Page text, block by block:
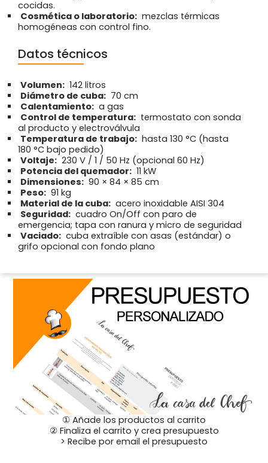
cocidas.
Cosmética o laboratorio: mezclas térmicas
homogéneas con control fino.
Datos técnicos
Volumen: 142 litros
Diámetro de cuba: 70 cm
Calentamiento: a gas
Control de temperatura: termostato con sonda
al producto y electroválvula
Temperatura de trabajo: hasta 130 °C (hasta
180 °C bajo pedido)
Voltaje: 230 V / 1 / 50 Hz (opcional 60 Hz)
Potencia del quemador: 11 kW
Dimensiones: 90 × 84 × 85 cm
Peso: 91 kg
Material de la cuba: acero inoxidable AISI 304
Seguridad: cuadro On/Off con paro de
emergencia; tapa con ranura y micro de seguridad
Vaciado: cuba extraíble con asas (estándar) o
grifo opcional con fondo plano
① Añade los productos al carrito
② Finaliza el carrito y crea presupuesto
> Recibe por email el presupuesto